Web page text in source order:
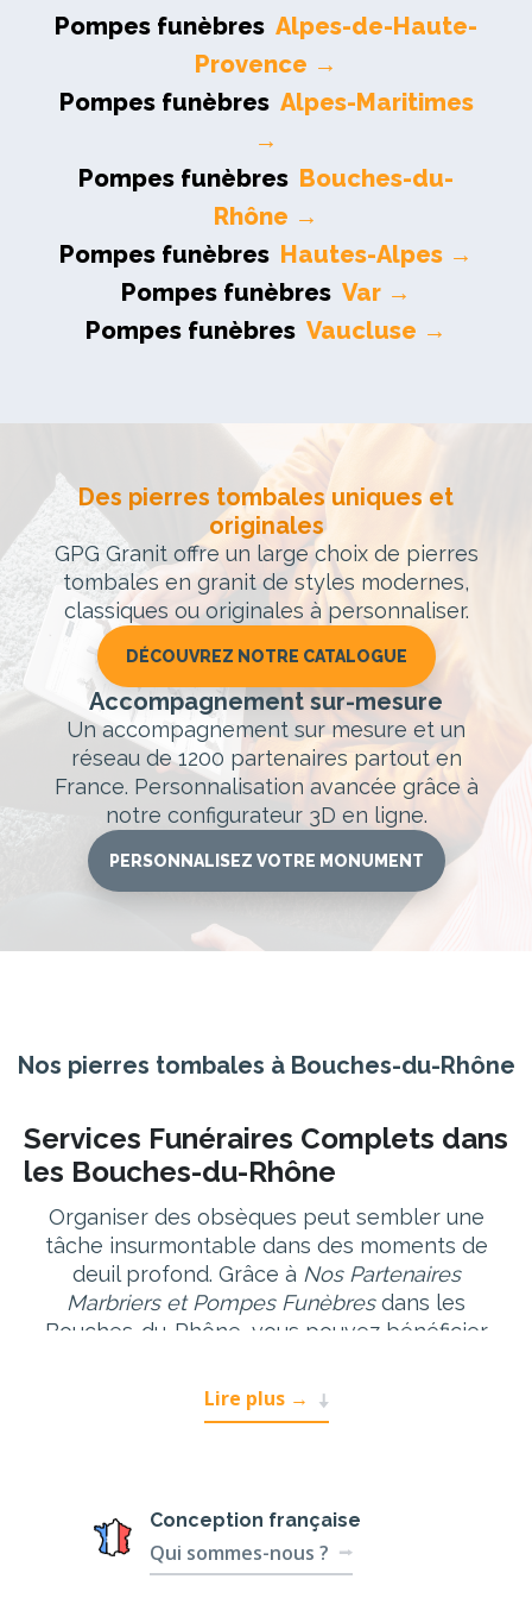
Pompes funèbres Alpes-de-Haute-
Provence →
Pompes funèbres Alpes-Maritimes
→
Pompes funèbres Bouches-du-
Rhône →
Pompes funèbres Hautes-Alpes →
Pompes funèbres Var →
Pompes funèbres Vaucluse →
Des pierres tombales uniques et
originales
GPG Granit offre un large choix de pierres
tombales en granit de styles modernes,
classiques ou originales à personnaliser.
DÉCOUVREZ NOTRE CATALOGUE
Accompagnement sur-mesure
Un accompagnement sur mesure et un
réseau de 1200 partenaires partout en
France. Personnalisation avancée grâce à
notre configurateur 3D en ligne.
PERSONNALISEZ VOTRE MONUMENT
Nos pierres tombales à Bouches-du-Rhône
Services Funéraires Complets dans
les Bouches-du-Rhône
Organiser des obsèques peut sembler une
tâche insurmontable dans des moments de
deuil profond. Grâce à Nos Partenaires
Marbriers et Pompes Funèbresdans les
Bouches-du-Rhône, vous pouvez bénéficier
professionnel pour rendre un hommage digne
à vos proches.
Dans les Bouches-du-Rhône,Nos Partenaires
Marbriers et Pompes Funèbres
gamme complète de services, incluant
Lire plus →
Conception française
Qui sommes-nous ?